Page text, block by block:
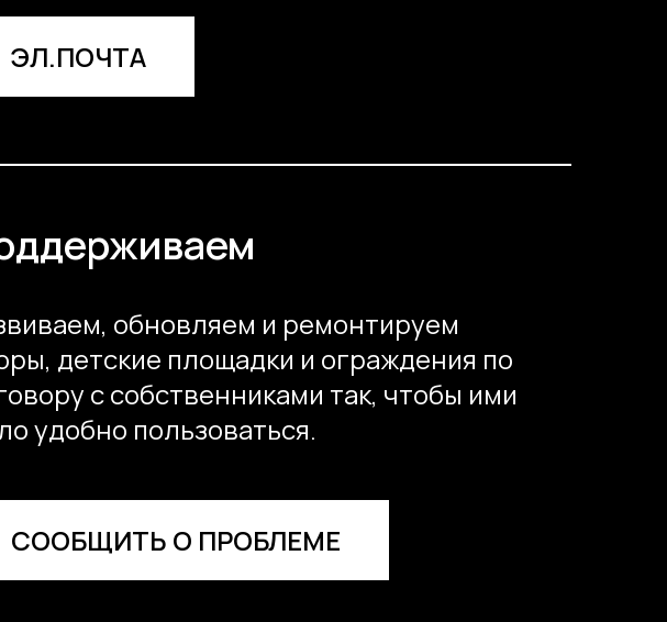
ЭЛ.ПОЧТА
обновляем и ремонтируем
детские площадки и ограждения по
с собственниками так, чтобы ими
удобно пользоваться.
СООБЩИТЬ О ПРОБЛЕМЕ